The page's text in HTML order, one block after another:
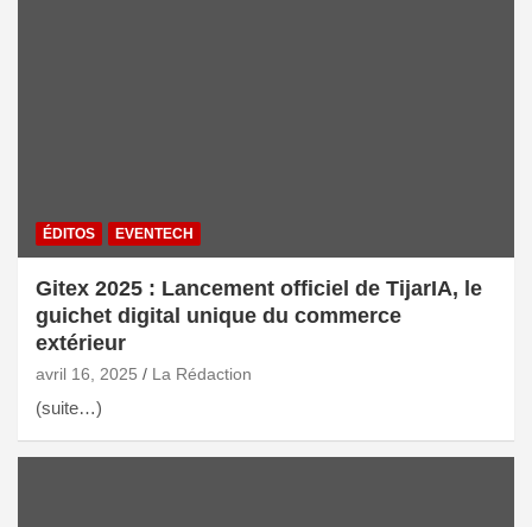
ÉDITOS EVENTECH
Gitex 2025 : Lancement officiel de TijarIA, le
guichet digital unique du commerce
extérieur
avril 16, 2025 La Rédaction
(suite…)